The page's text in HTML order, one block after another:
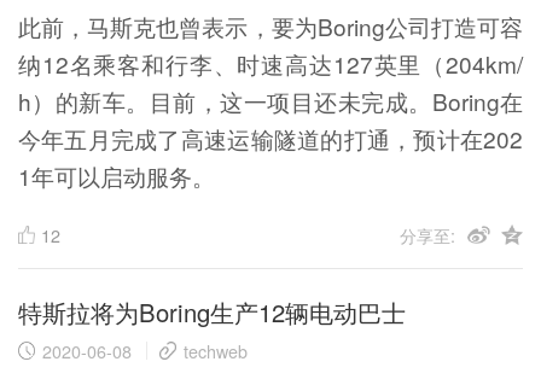
此前，马斯克也曾表示，要为Boring公司打造可容
纳12名乘客和行李、时速高达127英里（204km/
h）的新车。目前，这一项目还未完成。Boring在
今年五月完成了高速运输隧道的打通，预计在202
1年可以启动服务。
12 分享至:
特斯拉将为Boring生产12辆电动巴士
2020-06-08 techweb